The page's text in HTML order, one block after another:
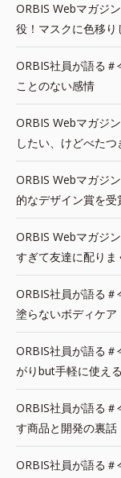
ORBIS Webマガジ
役！マスクに色移
ORBIS社員が語る
ことのない感情
ORBIS Webマガジ
したい、けどべた
ORBIS Webマガジ
的なデザイン賞を
ORBIS Webマガジ
すぎて友達に配り
ORBIS社員が語る
塗らないボディケア
ORBIS社員が語る
がりbut手軽に使え
ORBIS社員が語る
す商品と開発の裏話
ORBIS社員が語る